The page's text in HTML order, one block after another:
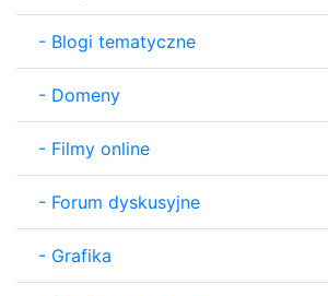
- Blogi tematyczne
- Domeny
- Filmy online
- Forum dyskusyjne
- Grafika